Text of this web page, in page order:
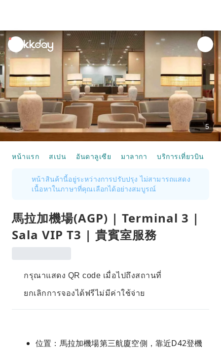
unread
notifications
5
หน้าแรก สเปน อันดาลูเซีย มาลากา บริการเที่ยวบิน
หน้าสินค้านี้อยู่ระหว่างการปรับปรุง ไม่สามารถแสดง
เนื้อหาในภาษาที่คุณเลือกได้อย่างสมบูรณ์
馬拉加機場(AGP) | Terminal 3 |
Sala VIP T3 | 貴賓室服務
กรุณาแสดง QR code เมื่อไปถึงสถานที่
ยกเลิกการจองได้ฟรีไม่มีค่าใช้จ่าย
位置：馬拉加機場第三航廈空側，靠近D42登機